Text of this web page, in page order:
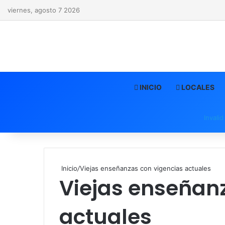
viernes, agosto 7 2026
INICIO LOCALES
Inicio/Viejas enseñanzas con vigencias actuales
Viejas
actuales